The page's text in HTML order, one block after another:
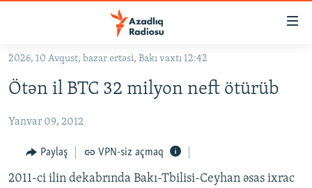
Əsas
qayıt
naviqasiyaya
Axtarışa
keç
KORRUPSIOMETR
#ƏSLINDƏ
FƏRQƏ BAX
2026, 10 Avqust, bazar ertəsi, Bakı vaxtı 12:42
Ötən il BTC 32 milyon neft ötürüb
Yanvar 09, 2012
Paylaş VPN-siz açmaq
2011-ci ilin dekabrında Bakı-Tbilisi-Ceyhan əsas ixrac